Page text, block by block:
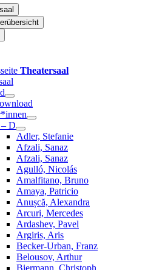
Theatersaal
D
Adler, Stefanie
Afzali, Sanaz
Afzali, Sanaz
Agulló, Nicolás
Amalfitano, Bruno
Amaya, Patricio
Anușcă, Alexandra
Arcuri, Mercedes
Ardashev, Pavel
Argiris, Aris
Becker-Urban, Franz
Belousov, Arthur
Biermann, Christoph